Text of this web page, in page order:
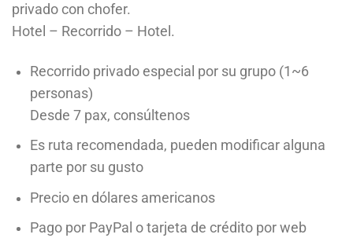
privado con chofer.
Hotel – Recorrido – Hotel.
Recorrido privado especial por su grupo (1~6
personas)
Desde 7 pax, consúltenos
Es ruta recomendada, pueden modificar alguna
parte por su gusto
Precio en dólares americanos
Pago por PayPal o tarjeta de crédito por web